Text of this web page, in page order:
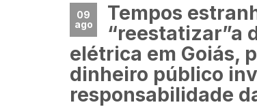
09
ago
Tempos
“reestatizar”a
elétrica em Goiás,
dinheiro público
responsabilidade